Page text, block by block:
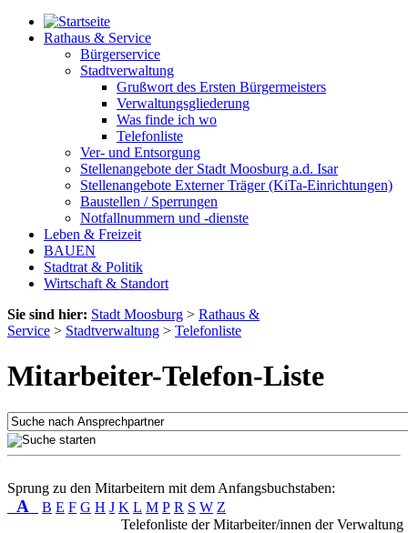
Rathaus & Service
Bürgerservice
Stadtverwaltung
Grußwort des Ersten Bürgermeisters
Verwaltungsgliederung
Was finde ich wo
Telefonliste
Ver- und Entsorgung
Stellenangebote der Stadt Moosburg a.d. Isar
Stellenangebote Externer Träger (KiTa-Einrichtungen)
Baustellen / Sperrungen
Notfallnummern und -dienste
Leben & Freizeit
BAUEN
Stadtrat & Politik
Wirtschaft & Standort
Sie sind hier: Stadt Moosburg > Rathaus &
Service > Stadtverwaltung > Telefonliste
Mitarbeiter-Telefon-Liste
Sprung zu den Mitarbeitern mit dem Anfangsbuchstaben:
A B E F G H J K L M P R S W Z
Telefonliste der Mitarbeiter/innen der Verwaltung